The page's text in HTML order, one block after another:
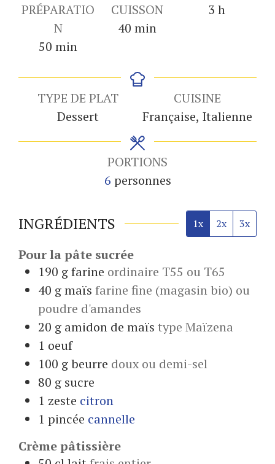
PRÉPARATIO
N
50 minutes
min
CUISSON
40 minutes
min
3 heures
h
TYPE DE PLAT
Dessert
CUISINE
Française, Italienne
PORTIONS
6 personnes
INGRÉDIENTS 1x 2x 3x
Pour la pâte sucrée
190 gfarine ordinaire T55 ou T65
40 gmaïs farine fine (magasin bio) ou
poudre d'amandes
20 g amidon de maïs type Maïzena
1 oeuf
100 gbeurre doux ou demi-sel
80 g sucre
1 zeste citron
1 pincée cannelle
Crème pâtissière